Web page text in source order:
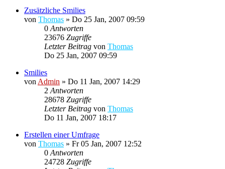
Zusätzliche Smilies
von Thomas » Do 25 Jan, 2007 09:59
0 Antworten
23676 Zugriffe
Letzter Beitrag von Thomas
Do 25 Jan, 2007 09:59
Smilies
von Admin » Do 11 Jan, 2007 14:29
2 Antworten
28678 Zugriffe
Letzter Beitrag von Thomas
Do 11 Jan, 2007 18:17
Erstellen einer Umfrage
von Thomas » Fr 05 Jan, 2007 12:52
0 Antworten
24728 Zugriffe